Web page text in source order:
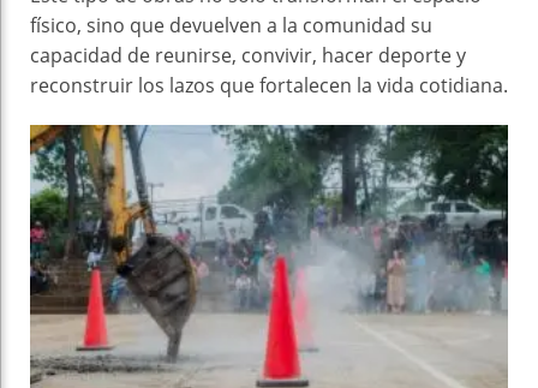
físico, sino que devuelven a la comunidad su
capacidad de reunirse, convivir, hacer deporte y
reconstruir los lazos que fortalecen la vida cotidiana.